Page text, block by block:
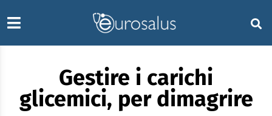
Gestire i carichi
glicemici, per dimagrire